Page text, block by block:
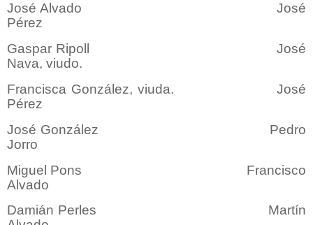
José Alvado José
Pérez
Gaspar Ripoll José
Nava, viudo.
Francisca González, viuda. José
Pérez
José González Pedro
Jorro
Miguel Pons Francisco
Alvado
Damián Perles Martín